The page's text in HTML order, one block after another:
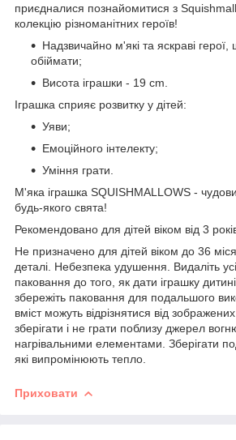
приєдналися познайомитися з
колекцію різноманітних героїв!
Надзвичайно м'які та яскраві
обіймати;
Висота іграшки - 19 cm.
Іграшка сприяє розвитку у дітей:
Уяви;
Емоційного інтелекту;
Уміння грати.
М'яка іграшка SQUISHMALLOWS -
будь-якого свята!
Рекомендовано для дітей віком від 3
Не призначено для дітей віком до 36
деталі. Небезпека удушення. Видаліть
паковання до того, як дати іграшку
збережіть паковання для подальшого
вміст можуть відрізнятися від
зберігати і не грати поблизу джерел
нагрівальними елементами. Зберігати
які випромінюють тепло.
Приховати